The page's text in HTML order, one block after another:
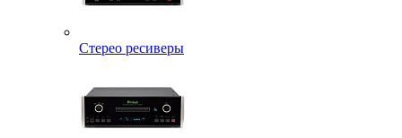
Стерео ресиверы